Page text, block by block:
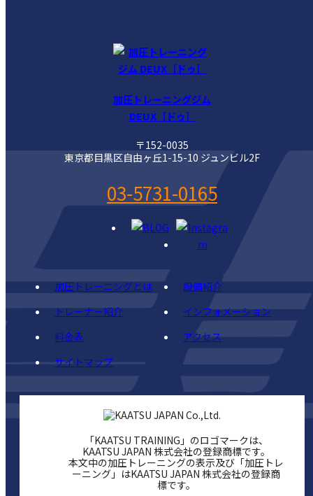
加圧トレーニングジム
DEUX［ドゥ］
〒152-0035
東京都目黒区自由ヶ丘1-15-10 ジュンビル2F
03-5731-0165
加圧トレーニングとは
設備紹介
トレーナー紹介
インフォメーション
料金表
アクセス
サイトマップ
「KAATSU TRAINING」のロゴマークは、
KAATSU JAPAN 株式会社の登録商標です。
本文中の加圧トレーニングの表示及び「加圧トレ
ーニング」はKAATSU JAPAN 株式会社の登録商
標です。